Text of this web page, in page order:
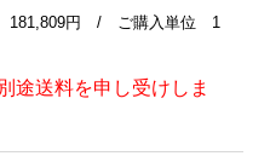
181,809円 / ご購入単位 1
途送料を申し受けしま